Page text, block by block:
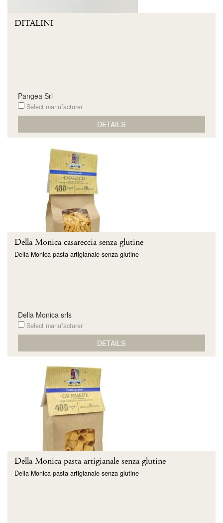
DITALINI
Pangea Srl
Select manufacturer
DETAILS
Della Monica casareccia senza glutine
Della Monica pasta artigianale senza glutine
Della Monica srls
Select manufacturer
DETAILS
Della Monica pasta artigianale senza glutine
Della Monica pasta artigianale senza glutine